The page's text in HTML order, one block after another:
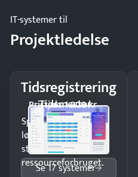
IT-systemer til
Projektledelse
Tidsregistrering
Tidsmester
Pristjek: 1.200 kr
Spar tid på
lønberegning og få
styr på
ressourceforbruget.
Se 17 systemer